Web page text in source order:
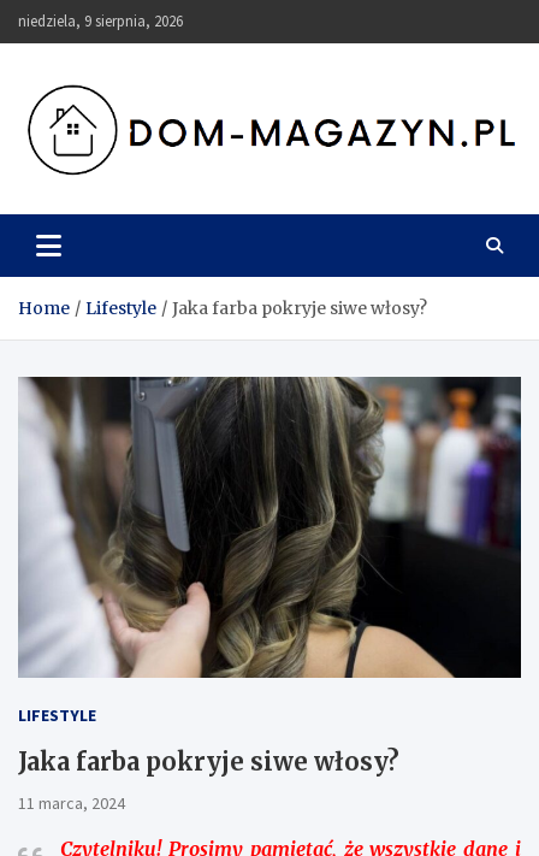
Skip
to
niedziela, 9 sierpnia, 2026
Dom-Magazyn.pl
Home Lifestyle Jaka farba pokryje siwe włosy?
LIFESTYLE
Jaka farba pokryje siwe włosy?
11 marca, 2024
Czytelniku!Prosimy pamiętać, że wszystkie dane i